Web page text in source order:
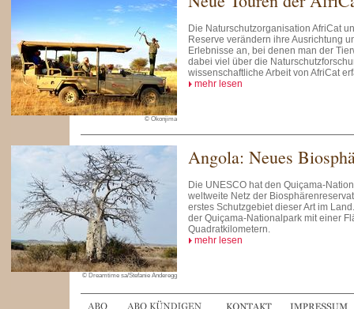
© Okonjima
Die Naturschutzorganisation AfriCat
Reserve verändern ihre Ausrichtung
Erlebnisse an, bei denen man der
dabei viel über die
wissenschaftliche Arbeit von AfriCat
mehr lesen
© Dreamtime sa/Stefanie Anderegg
Angola: Neues
Die UNESCO hat den Quiçama-
weltweite Netz der
erstes Schutzgebiet dieser Art im
der Quiçama-Nationalpark mit einer
Quadratkilometern.
mehr lesen